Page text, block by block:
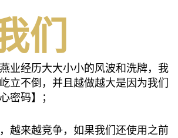
们
业经历大大小小的风波和洗牌，我
立不倒，并且越做越大是因为我们
密码】；
越来越竞争，如果我们还使用之前